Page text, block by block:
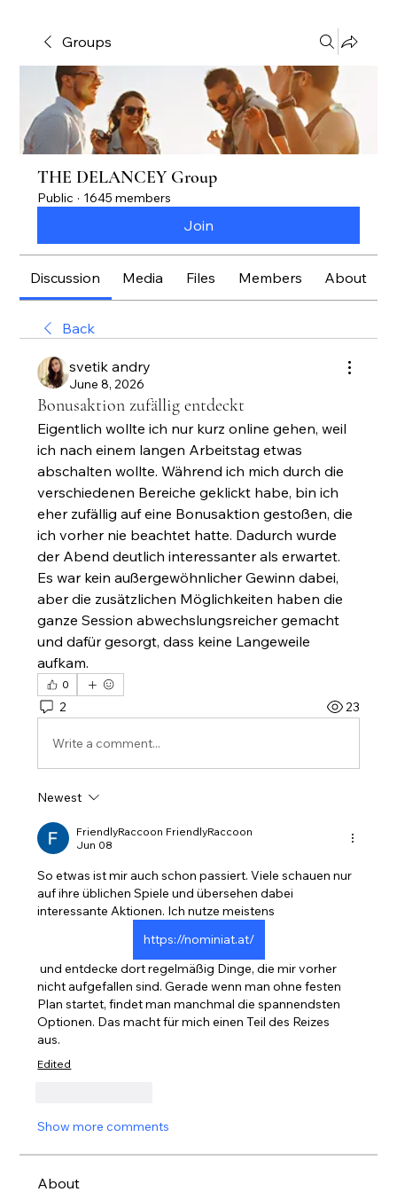
Groups
THE DELANCEY Group
Public · 1645 members
Join
Discussion Media Files Members About
Back
svetik andry
June 8, 2026
Bonusaktion zufällig entdeckt
Eigentlich wollte ich nur kurz online gehen, weil
ich nach einem langen Arbeitstag etwas
abschalten wollte. Während ich mich durch die
verschiedenen Bereiche geklickt habe, bin ich
eher zufällig auf eine Bonusaktion gestoßen, die
ich vorher nie beachtet hatte. Dadurch wurde
der Abend deutlich interessanter als erwartet.
Es war kein außergewöhnlicher Gewinn dabei,
aber die zusätzlichen Möglichkeiten haben die
ganze Session abwechslungsreicher gemacht
und dafür gesorgt, dass keine Langeweile
aufkam.
0
2 23
Write a comment...
Newest
FriendlyRaccoon FriendlyRaccoon
Jun 08
So etwas ist mir auch schon passiert. Viele schauen nur
auf ihre üblichen Spiele und übersehen dabei
interessante Aktionen. Ich nutze meistens
https://nominiat.at/
und entdecke dort regelmäßig Dinge, die mir vorher
nicht aufgefallen sind. Gerade wenn man ohne festen
Plan startet, findet man manchmal die spannendsten
Optionen. Das macht für mich einen Teil des Reizes
aus.
Edited
Show more comments
About